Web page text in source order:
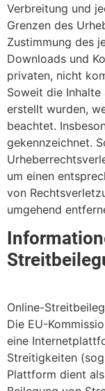
Verbreitung und
Grenzen des
Zustimmung des
Downloads und
privaten, nicht
Soweit die
erstellt wurden,
beachtet.
gekennzeichnet.
um einen
von
umgehend
Online-
Die EU-
eine
Streitigkeiten
Plattform dient